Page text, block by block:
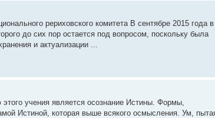
рериховского комитета В сентябре 2015 года в
до сих пор остается под вопросом, поскольку была
и актуализации ...
учения является осознание Истины. Формы,
Истиной, которая выше всякого осмысления. Ум,